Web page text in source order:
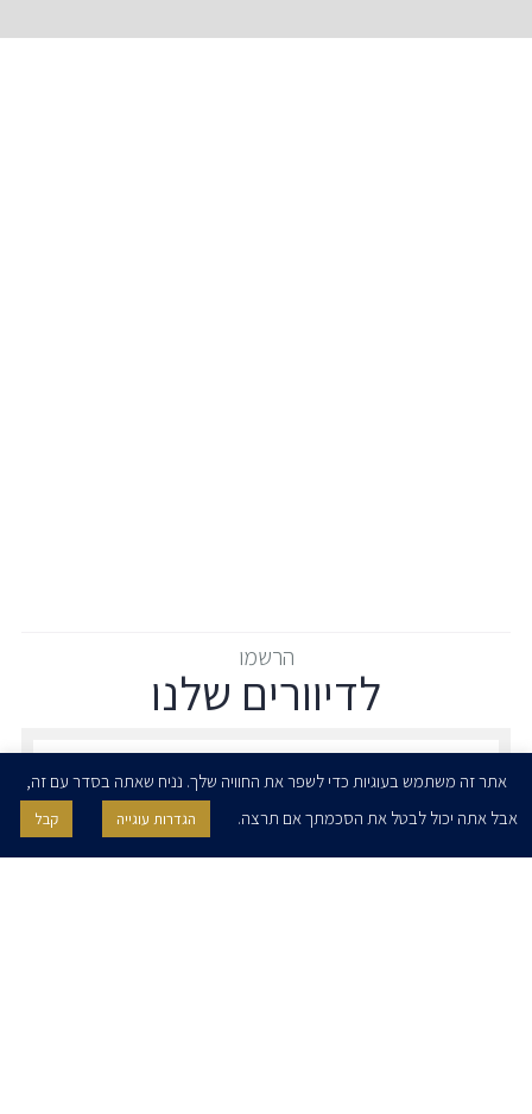
הרשמו
לדיוורים שלנו
אני מאשר/ת בזאת להרצוג, פוקס, נאמן ושות' לשלוח לי ניוזלטרים,
הודעות והזמנות לאירועים וכנסים. אני רשאי/ת לחזור בי מהסכמתי לעיל בכל
אתר זה משתמש בעוגיות כדי לשפר את החוויה שלך. נניח שאתה בסדר עם זה,
אבל אתה יכול לבטל את הסכמתך אם תרצה.
הגדרות עוגייה קבל